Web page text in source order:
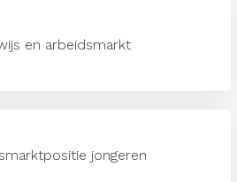
en arbeidsmarkt
jongeren